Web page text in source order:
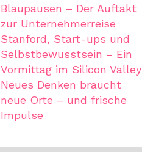
Blaupausen – Der Auftakt
zur Unternehmerreise
Stanford, Start-ups und
Selbstbewusstsein – Ein
Vormittag im Silicon Valley
Neues Denken braucht
neue Orte – und frische
Impulse